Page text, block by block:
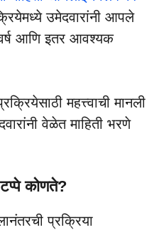
उमेदवारांनी आपले
वर्ष आणि इतर आवश्यक
महत्त्वाची मानली
वेळेत माहिती भरणे
कोणते?
प्रक्रिया